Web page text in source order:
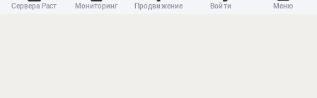
Сервера Раст Мониторинг Продвижение Войти Меню